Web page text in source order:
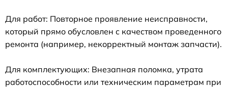
Для работ: Повторное проявление неисправности,
который прямо обусловлен с качеством проведенного
ремонта (например, некорректный монтаж запчасти).
Для комплектующих: Внезапная поломка, утрата
работоспособности или техническим параметрам при